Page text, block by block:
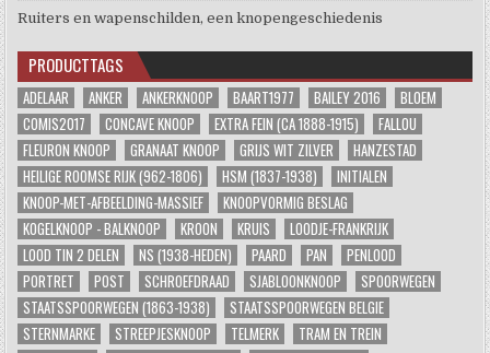
Ruiters en wapenschilden, een knopengeschiedenis
PRODUCTTAGS
ADELAAR ANKER ANKERKNOOP BAART1977 BAILEY 2016
BLOEM
COMIS2017
CONCAVE KNOOP EXTRA FEIN (CA 1888-1915)
FALLOU
FLEURON KNOOP
GRANAAT KNOOP GRIJS WIT ZILVER
HANZESTAD
HEILIGE ROOMSE RIJK (962-1806)
HSM (1837-1938)
INITIALEN
KNOOP-MET-AFBEELDING-MASSIEF
KNOOPVORMIG BESLAG
KOGELKNOOP - BALKNOOP
KROON KRUIS
LOODJE-FRANKRIJK
LOOD TIN 2 DELEN
NS (1938-HEDEN) PAARD PAN
PENLOOD
PORTRET
POST SCHROEFDRAAD SJABLOONKNOOP
SPOORWEGEN
STAATSSPOORWEGEN (1863-1938)
STAATSSPOORWEGEN BELGIE
STERNMARKE
STREEPJESKNOOP TELMERK
TRAM EN TREIN